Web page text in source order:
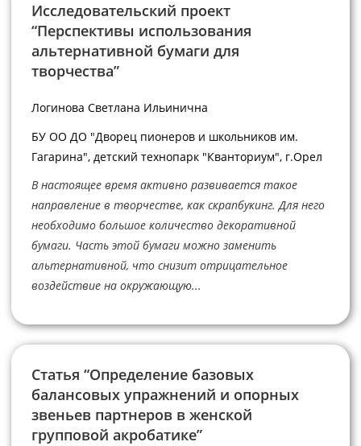
Исследовательский проект
“Перспективы использования
альтернативной бумаги для
творчества”
Логинова Светлана Ильинична
БУ ОО ДО "Дворец пионеров и школьников им.
Гагарина", детский технопарк "Кванториум", г.Орел
В настоящее время активно развивается такое
направление в творчестве, как скрапбукинг. Для него
необходимо большое количество декоративной
бумаги. Часть этой бумаги можно заменить
альтернативной, что снизит отрицательное
воздействие на окружающую...
Статья “Определение базовых
балансовых упражнений и опорных
звеньев партнеров в женской
групповой акробатике”